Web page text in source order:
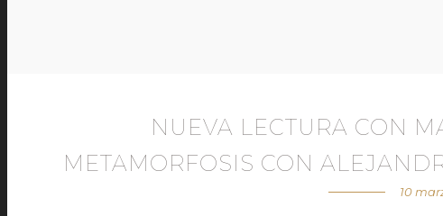
NUEVA LECTURA CON
METAMORFOSIS CON
10